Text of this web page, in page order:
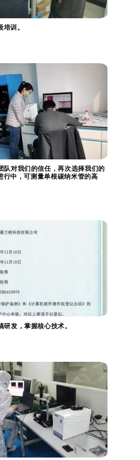
训。
队对我们的信任，再次选择我们的
行中，可测量单根碳纳米管的高
发，掌握核心技术。